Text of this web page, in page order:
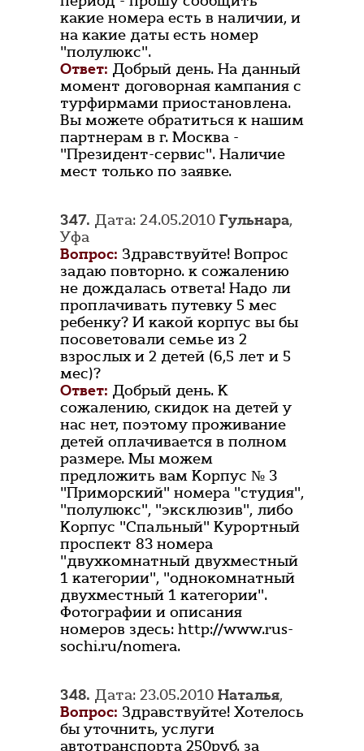
какие номера есть в наличии, и
на какие даты есть номер
"полулюкс".
Ответ: Добрый день. На данный
момент договорная кампания с
турфирмами приостановлена.
Вы можете обратиться к нашим
партнерам в г. Москва -
"Президент-сервис". Наличие
мест только по заявке.
347. Дата: 24.05.2010 Гульнара,
Уфа
Вопрос: Здравствуйте! Вопрос
задаю повторно. к сожалению
не дождалась ответа! Надо ли
проплачивать путевку 5 мес
ребенку? И какой корпус вы бы
посоветовали семье из 2
взрослых и 2 детей (6,5 лет и 5
мес)?
Ответ: Добрый день. К
сожалению, скидок на детей у
нас нет, поэтому проживание
детей оплачивается в полном
размере. Мы можем
предложить вам Корпус № 3
"Приморский" номера "студия",
"полулюкс", "эксклюзив", либо
Корпус "Спальный" Курортный
проспект 83 номера
"двухкомнатный двухместный
1 категории", "однокомнатный
двухместный 1 категории".
Фотографии и описания
номеров здесь: http://www.rus-
sochi.ru/nomera.
348. Дата: 23.05.2010 Наталья,
Вопрос: Здравствуйте! Хотелось
бы уточнить, услуги
автотранспорта 250руб. за